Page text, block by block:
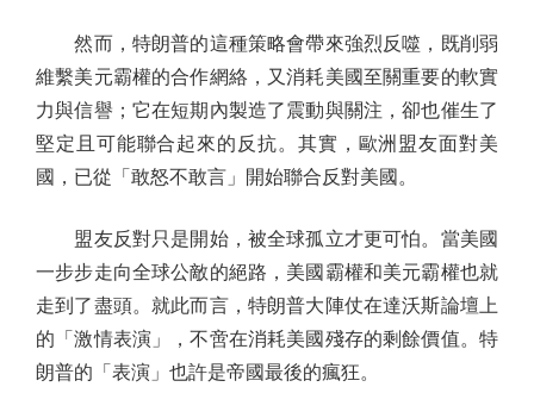
然而，特朗普的這種策略會帶來強烈反噬，既削弱
維繫美元霸權的合作網絡，又消耗美國至關重要的軟實
力與信譽；它在短期內製造了震動與關注，卻也催生了
堅定且可能聯合起來的反抗。其實，歐洲盟友面對美
國，已從「敢怒不敢言」開始聯合反對美國。
盟友反對只是開始，被全球孤立才更可怕。當美國
一步步走向全球公敵的絕路，美國霸權和美元霸權也就
走到了盡頭。就此而言，特朗普大陣仗在達沃斯論壇上
的「激情表演」，不啻在消耗美國殘存的剩餘價值。特
朗普的「表演」也許是帝國最後的瘋狂。